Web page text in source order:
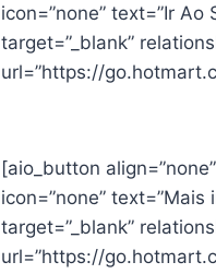
icon=”none” text=”Ir Ao
target=”_blank”
url=”https://
[aio_button
icon=”none”
target=”_blank”
url=”https://